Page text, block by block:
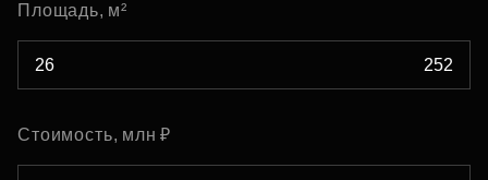
Площадь, м²
Стоимость, млн ₽